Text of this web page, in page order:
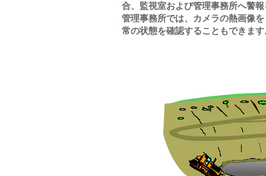
合、監視室および管理事務所へ警
管理事務所では、カメラの熱画像
常の状態を確認することもできます